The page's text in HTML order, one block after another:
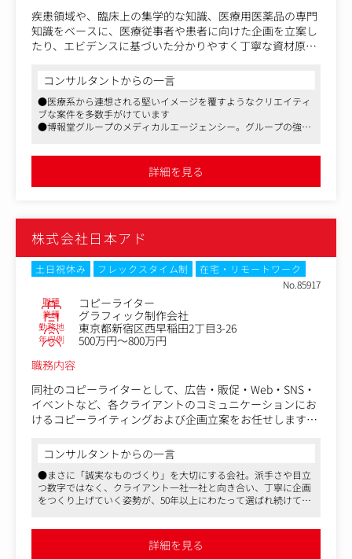
疾患領域や、臨床上の集学的な知識、医療用医薬品の専門
知識をベースに、医療従事者や患者に向けた企画を立案し
たり、エビデンスに基づいた分かりやすく丁寧な資材原稿
※変更の範囲：会社の定める業務
コンサルタントからの一言
●医療系から連想される堅いイメージを覆すようなクリエイティ
ブな案件を多数手がけています
●博報堂グループのメディカルエージェンシー。グループの強み
詳細を見る
株式会社日本アド
土日祝休み フレックスタイム制
在宅・リモートワーク
No.85917
職種 コピーライター
業種 グラフィック制作会社
勤務地 東京都新宿区西早稲田2丁目3-26
年収例
500万円～800万円
職務内容
同社のコピーライターとして、広告・販促・Web・SNS・
イベントなど、各クライアントのコミュニケーションにお
けるコピーライティングおよび企画立案をお任せします。
単に言葉を整えるだけではなく、クライアントの課題や商
品の魅力を理解し、ターゲットに届くコンセプトやメッセ
ージを設計していく仕事です。
プロデューサー、デザイナー、Webディレクター、外部ク
の整理、制作物のトーン設計、クリエイティブチームへの
ディレクションなど、幅広い業務に携わっていただきま
コンサルタントからの一言
●まさに「誠実なものづくり」を大切にする会社。派手さや目立
つ数字ではなく、クライアント一社一社と向き合い、丁寧に企画
をつくり上げていく姿勢が、50年以上にわたって選ばれ続けてき
「ギスギスしない」「安心して長く働ける」といった声が印象的
でした。年功序列はなく、成果と実力でしっかり評価されるた
詳細を見る